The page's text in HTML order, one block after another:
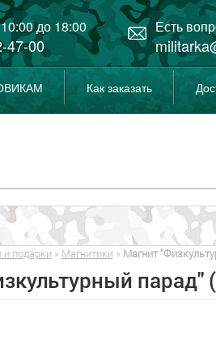
до 18:00
47-00
Есть
Как заказать
подарки » Магнитики » Магнит
парад"